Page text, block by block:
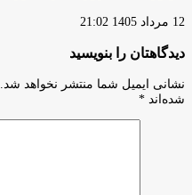
12 مرداد 1405 21:02
دیدگاهتان را بنویسید
نشانی ایمیل شما منتشر نخواهد شد.
شده‌اند *